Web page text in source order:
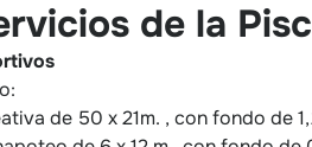
de la
de 50 x 21m. , con fondo de